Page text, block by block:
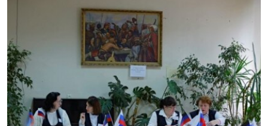
A PÉNZ NYOMÁBAN
EURÓPAI UNIÓ
VILÁG
KLÍMAVÁLTOZÁS